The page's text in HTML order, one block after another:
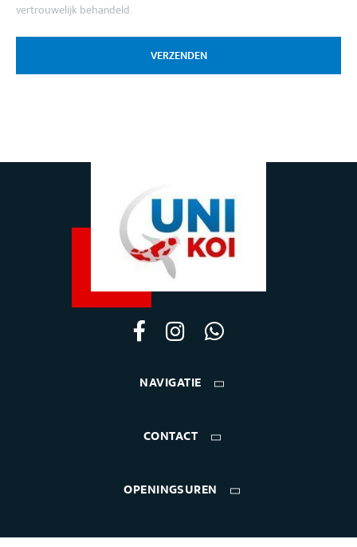
vertrouwelijk behandeld.
VERZENDEN
NAVIGATIE
CONTACT
OPENINGSUREN